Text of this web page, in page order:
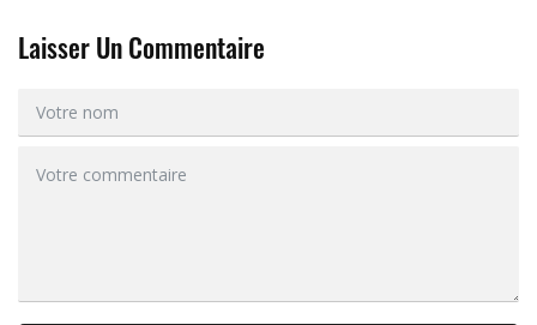
Laisser Un Commentaire